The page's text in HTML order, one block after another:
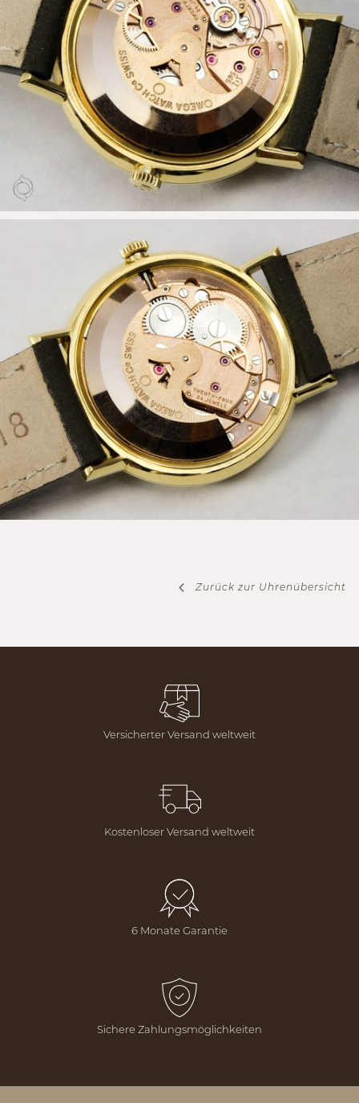
Zurück zur Uhrenübersicht
Versicherter Versand weltweit
Kostenloser Versand weltweit
6 Monate Garantie
Sichere Zahlungsmöglichkeiten